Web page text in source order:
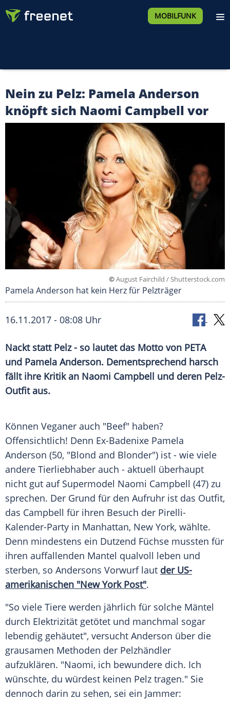
MOBILFUNK
Nein zu Pelz: Pamela Anderson
knöpft sich Naomi Campbell vor
©August Fairchild / Shutterstock.com
Pamela Anderson hat kein Herz für Pelzträger
16.11.2017 - 08:08 Uhr
Nackt statt Pelz- so lautet das Motto von PETA
und Pamela Anderson. Dementsprechend harsch
fällt ihre Kritik an Naomi Campbell und deren Pelz-
Outfit aus.
Können Veganer auch "Beef" haben?
Offensichtlich! Denn Ex-Badenixe Pamela
Anderson (50, "Blond and Blonder") ist - wie viele
andere Tierliebhaber auch - aktuell überhaupt
nicht gut auf Supermodel Naomi Campbell (47) zu
sprechen. Der Grund für den Aufruhr ist das Outfit,
das Campbell für ihren Besuch der Pirelli-
Kalender-Party in Manhattan, New York, wählte.
Denn mindestens ein Dutzend Füchse mussten für
ihren auffallenden Mantel qualvoll leben und
sterben, so Andersons Vorwurf laut der US-
amerikanischen "New York Post".
"So viele Tiere werden jährlich für solche Mäntel
durch Elektrizität getötet und manchmal sogar
lebendig gehäutet", versucht Anderson über die
grausamen Methoden der Pelzhändler
aufzuklären. "Naomi, ich bewundere dich. Ich
wünschte, du würdest keinen Pelz tragen." Sie
dennoch darin zu sehen, sei ein Jammer: